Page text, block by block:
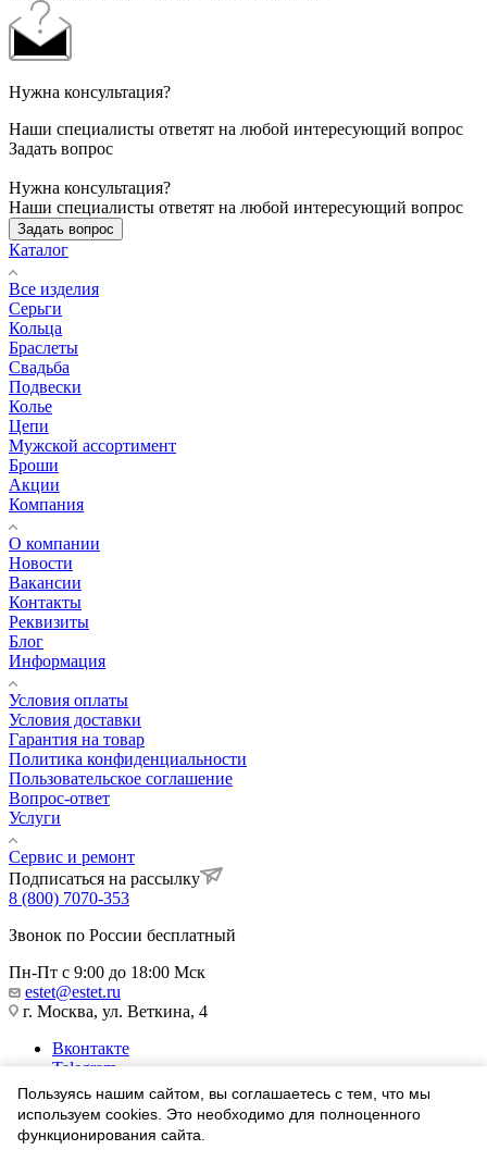
Нужна консультация?
Наши специалисты ответят на любой интересующий вопрос
Задать вопрос
Нужна консультация?
Наши специалисты ответят на любой интересующий вопрос
Задать вопрос
Каталог
Все изделия
Серьги
Кольца
Браслеты
Свадьба
Подвески
Колье
Цепи
Мужской ассортимент
Броши
Акции
Компания
О компании
Новости
Вакансии
Контакты
Реквизиты
Блог
Информация
Условия оплаты
Условия доставки
Гарантия на товар
Политика конфиденциальности
Пользовательское соглашение
Вопрос-ответ
Услуги
Сервис и ремонт
Подписаться на рассылку
8 (800) 7070-353
Звонок по России бесплатный
Пн-Пт с 9:00 до 18:00 Мск
estet@estet.ru
г. Москва, ул. Веткина, 4
Вконтакте
Telegram
Одноклассники
WhatsApp
1991-2026 © Ювелирный Дом ЭСТЕТ
Пользуясь нашим сайтом, вы соглашаетесь с тем, что мы
используем cookies. Это необходимо для полноценного
функционирования сайта.